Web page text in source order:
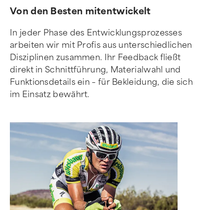
Von den Besten mitentwickelt
In jeder Phase des Entwicklungsprozesses
arbeiten wir mit Profis aus unterschiedlichen
Disziplinen zusammen. Ihr Feedback fließt
direkt in Schnittführung, Materialwahl und
Funktionsdetails ein – für Bekleidung, die sich
im Einsatz bewährt.